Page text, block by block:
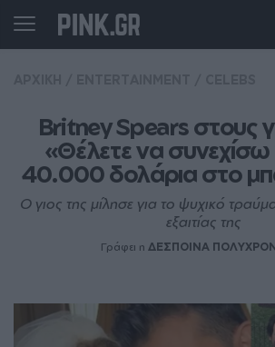
Britney Spears στους
«Θέλετε να
40.000 δολάρια στο
Ο γιος της μίλησε για το ψυχικό
εξαιτίας της
Γράφει η ΔΕΣΠΟΙΝΑ